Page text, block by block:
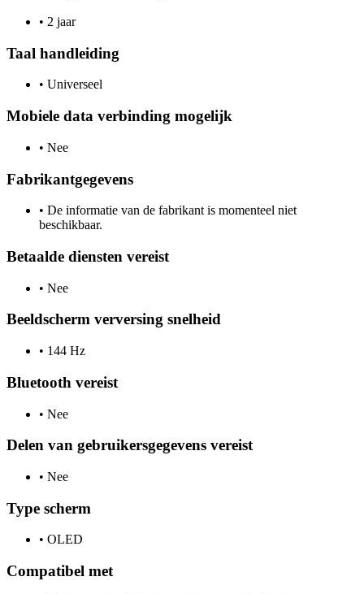
• 2 jaar
Taal handleiding
• Universeel
Mobiele data verbinding mogelijk
• Nee
Fabrikantgegevens
• De informatie van de fabrikant is momenteel niet
beschikbaar.
Betaalde diensten vereist
• Nee
Beeldscherm verversing snelheid
• 144 Hz
Bluetooth vereist
• Nee
Delen van gebruikersgegevens vereist
• Nee
Type scherm
• OLED
Compatibel met